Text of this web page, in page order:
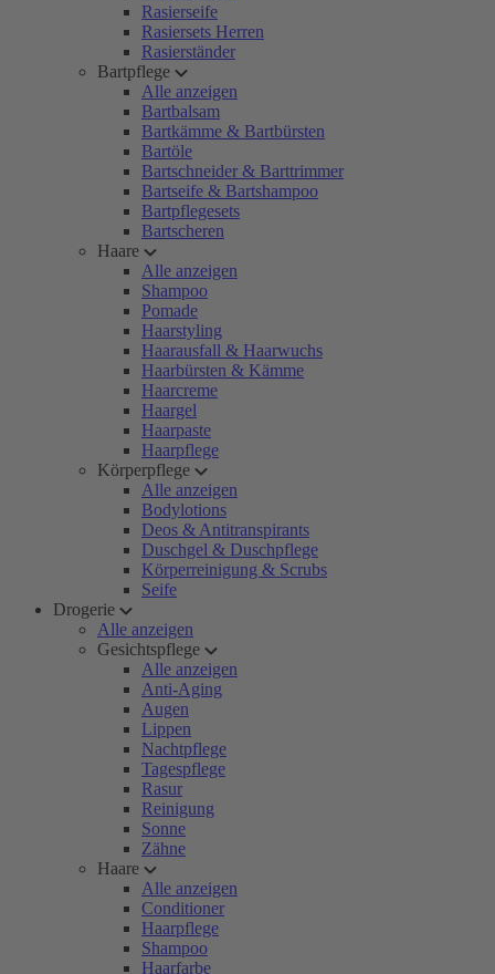
Rasierseife
Rasiersets Herren
Rasierständer
Bartpflege
Alle anzeigen
Bartbalsam
Bartkämme & Bartbürsten
Bartöle
Bartschneider & Barttrimmer
Bartseife & Bartshampoo
Bartpflegesets
Bartscheren
Haare
Alle anzeigen
Shampoo
Pomade
Haarstyling
Haarausfall & Haarwuchs
Haarbürsten & Kämme
Haarcreme
Haargel
Haarpaste
Haarpflege
Körperpflege
Alle anzeigen
Bodylotions
Deos & Antitranspirants
Duschgel & Duschpflege
Körperreinigung & Scrubs
Seife
Drogerie
Alle anzeigen
Gesichtspflege
Alle anzeigen
Anti-Aging
Augen
Lippen
Nachtpflege
Tagespflege
Rasur
Reinigung
Sonne
Zähne
Haare
Alle anzeigen
Conditioner
Haarpflege
Shampoo
Haarfarbe